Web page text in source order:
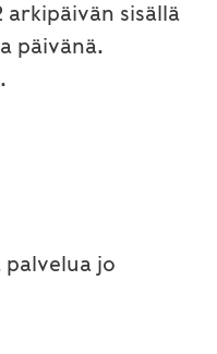
sisällä
päivänä.
jo